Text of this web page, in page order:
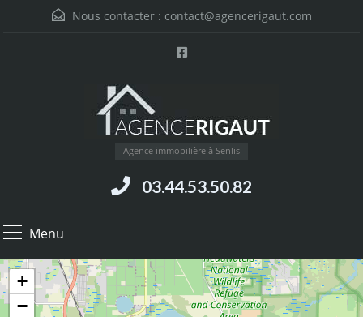
Nous contacter : contact@agencerigaut.com
Agence immobilière à Senlis
03.44.53.50.82
Menu
+
−